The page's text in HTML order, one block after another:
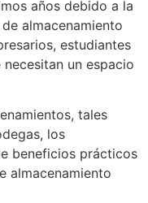
años debido a la
almacenamiento
estudiantes
un espacio
tales
los
beneficios prácticos
almacenamiento